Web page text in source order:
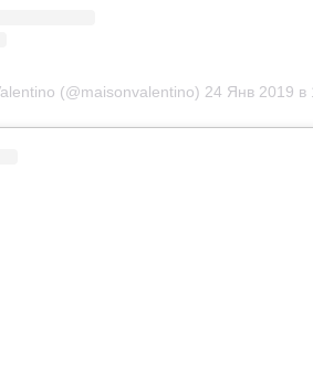
(@maisonvalentino) 24 Янв 2019 в